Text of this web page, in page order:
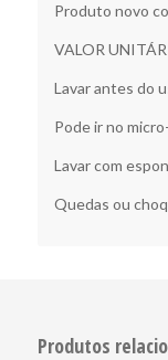
Produto novo
VALOR
Lavar antes do
Pode ir no
Lavar com
Quedas ou
Produtos